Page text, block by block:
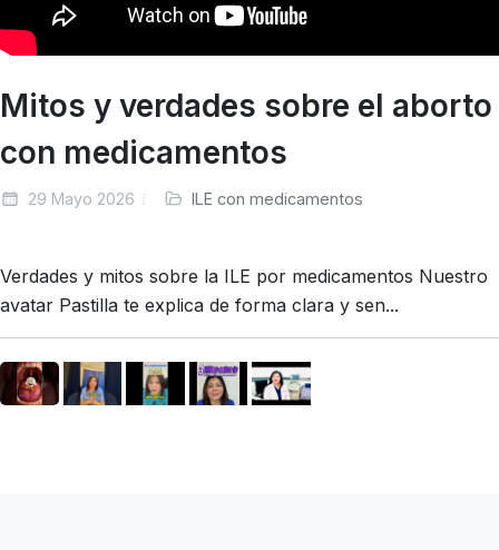
Mitos y verdades sobre el aborto
con medicamentos
29 Mayo 2026 ILE con medicamentos
Verdades y mitos sobre la ILE por medicamentos Nuestro
avatar Pastilla te explica de forma clara y sen...